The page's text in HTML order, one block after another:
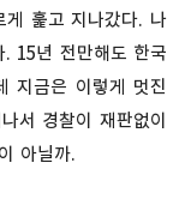
게 훑고 지나갔다. 나
15년 전만해도 한국
지금은 이렇게 멋진
서 경찰이 재판없이
아닐까.